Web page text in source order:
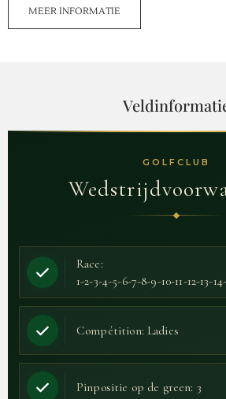
MEER INFORMATIE
GOLFCLUB
Race:
1-2-3-4-5-6-7-8-9-10-11-12-13-
Compétition: Ladies
Pinpositie op de green: 3